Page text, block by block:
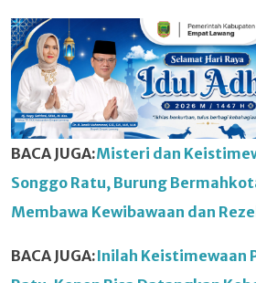
BACA JUGA:Misteri dan
Songgo Ratu, Burung
Membawa Kewibawaan dan
BACA JUGA:Inilah Keistimewaan